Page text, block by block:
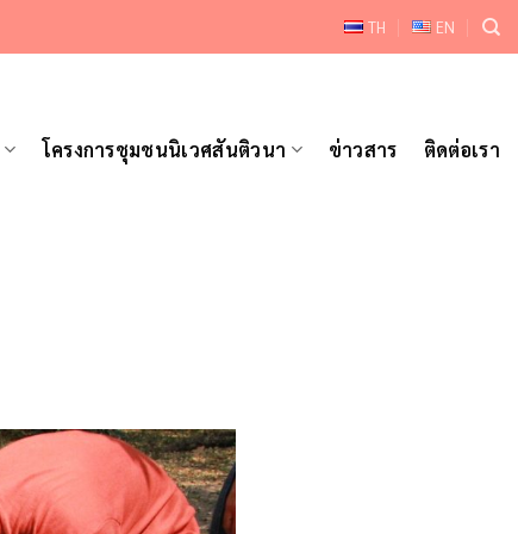
TH EN
โครงการชุมชนนิเวศสันติวนา ข่าวสาร ติดต่อเรา